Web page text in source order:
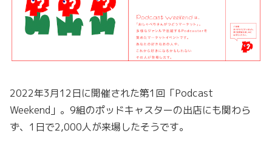
2022年3月12日に開催された第1回「Podcast
Weekend」。9組のポッドキャスターの出店にも関わら
ず、1日で2,000人が来場したそうです。